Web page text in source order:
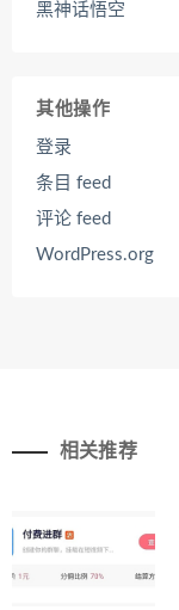
黑神话悟空
其他操作
登录
条目 feed
评论 feed
WordPress.org
相关推荐